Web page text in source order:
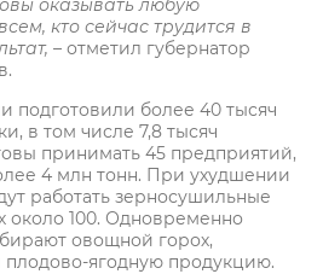
оказывать любую
кто сейчас трудится в
– отметил губернатор
подготовили более 40 тысяч
в том числе 7,8 тысяч
принимать 45 предприятий,
4 млн тонн. При ухудшении
работать зерносушильные
около 100. Одновременно
овощной горох,
ягодную продукцию.